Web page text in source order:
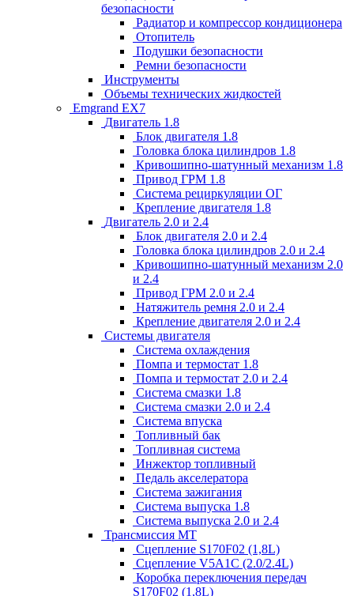
безопасности
Радиатор и компрессор кондиционера
Отопитель
Подушки безопасности
Ремни безопасности
Инструменты
Объемы технических жидкостей
Emgrand EX7
Двигатель 1.8
Блок двигателя 1.8
Головка блока цилиндров 1.8
Кривошипно-шатунный механизм 1.8
Привод ГРМ 1.8
Система рециркуляции ОГ
Крепление двигателя 1.8
Двигатель 2.0 и 2.4
Блок двигателя 2.0 и 2.4
Головка блока цилиндров 2.0 и 2.4
Кривошипно-шатунный механизм 2.0
и 2.4
Привод ГРМ 2.0 и 2.4
Натяжитель ремня 2.0 и 2.4
Крепление двигателя 2.0 и 2.4
Системы двигателя
Система охлаждения
Помпа и термостат 1.8
Помпа и термостат 2.0 и 2.4
Система смазки 1.8
Система смазки 2.0 и 2.4
Система впуска
Топливный бак
Топливная система
Инжектор топливный
Педаль акселератора
Система зажигания
Система выпуска 1.8
Система выпуска 2.0 и 2.4
Трансмиссия МТ
Сцепление S170F02 (1,8L)
Сцепление V5A1C (2.0/2.4L)
Коробка переключения передач
S170F02 (1,8L)